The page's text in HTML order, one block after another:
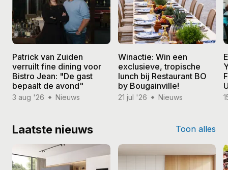
Patrick van Zuiden
verruilt fine dining voor
Bistro Jean: "De gast
bepaalt de avond"
3 aug '26 Nieuws
Winactie: Win een
exclusieve, tropische
lunch bij Restaurant BO
by Bougainville!
21 jul '26 Nieuws
Laatste nieuws Toon alles